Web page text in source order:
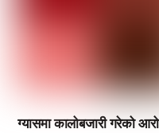
ग्यासमा कालोबजारी गरेको